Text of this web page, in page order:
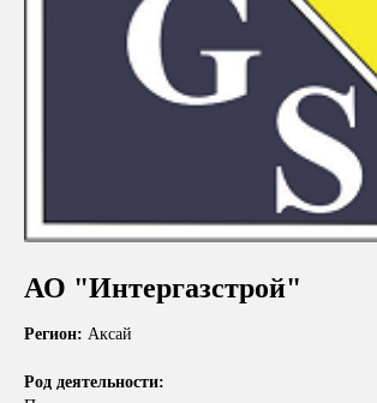
АО "Интергазстрой"
Регион: Аксай
Род деятельности: